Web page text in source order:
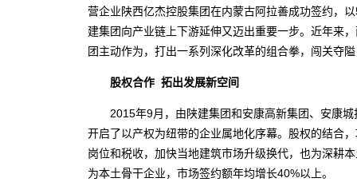
营企业陕西亿杰控股集团在内蒙古阿拉善成功签约，
建集团向产业链上下游延伸又迈出重要一步。近年来
团主动作为，打出一系列深化改革的组合拳，闯
股权合作 拓出发展新空间
2015年9月，由陕建集团和安康高新集团、安康城
开启了以产权为纽带的企业属地化序幕。股权的结合
岗位和税收，加快当地建筑市场升级换代，也为深耕
为本土骨干企业，市场签约额年均增长40%以上。